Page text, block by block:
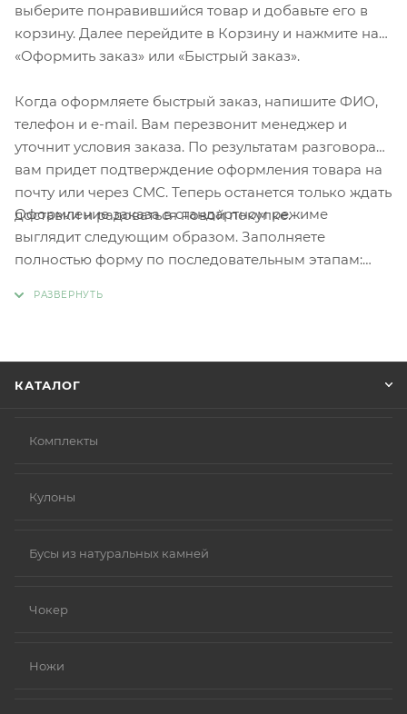
выберите понравившийся товар и добавьте его в
корзину. Далее перейдите в Корзину и нажмите на
«Оформить заказ» или «Быстрый заказ».
Когда оформляете быстрый заказ, напишите ФИО,
телефон и e-mail. Вам перезвонит менеджер и
уточнит условия заказа. По результатам разговора
вам придет подтверждение оформления товара на
почту или через СМС. Теперь останется только ждать
доставки и радоваться новой покупке.
Оформление заказа в стандартном режиме
выглядит следующим образом. Заполняете
полностью форму по последовательным этапам:
КАТАЛОГ
Комплекты
Кулоны
Бусы из натуральных камней
Чокер
Ножи